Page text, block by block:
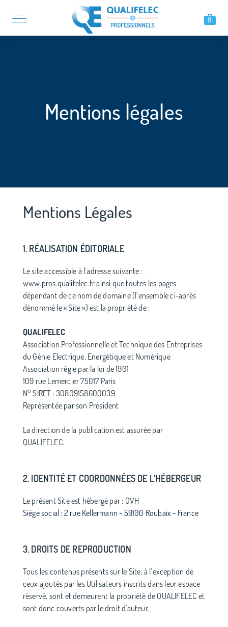
0
Mentions légales
Mentions Légales
1. RÉALISATION ÉDITORIALE
Le site accessible à l’adresse suivante :
www.pros.qualifelec.fr ainsi que toutes les pages
dépendant de ce nom de domaine (l’ensemble ci-après
dénommé le « Site ») est la propriété de :
QUALIFELEC
Association Professionnelle et Technique des Entreprises
du Génie Electrique, Energétique et Numérique
Association régie par la loi de 1901
109 rue Lemercier 75017 Paris
N° SIRET : 30809158600039
Représentée par son Président
La direction de la publication est assurée par
QUALIFELEC.
2. IDENTITÉ ET COORDONNÉES DE L’HÉBERGEUR
Le présent Site est hébergé par : OVH
Siège social : 2 rue Kellermann - 59100 Roubaix - France
3. DROITS DE REPRODUCTION
Tous les contenus présents sur le Site, à l’exception de
ceux ajoutés par les Utilisateurs inscrits dans leur espace
réservé, sont et demeurent la propriété de QUALIFELEC et
sont donc couverts par le droit d'auteur.